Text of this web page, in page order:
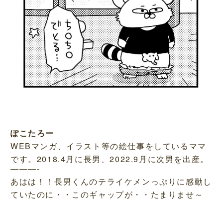
ぽこたろー
WEBマンガ、イラスト等の絵仕事をしているママ
です。2018.4月に長男、2022.9月に次男を出産。
———-
あはは！！長男くんのテライケメンっぷりに感動し
ていたのに・・このギャップが・・たまりませ～